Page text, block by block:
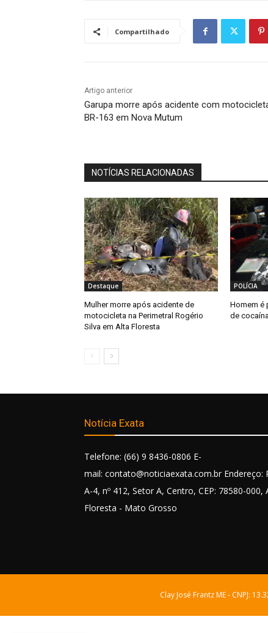
Compartilhado
Artigo anterior
Garupa morre após acidente com
BR-163 em Nova Mutum
NOTÍCIAS RELACIONADAS
Destaque
Mulher morre após acidente de
motocicleta na Perimetral Rogério
Silva em Alta Floresta
POLÍCIA
Homem é
de
Notícia Exata
Telefone: (66) 9 8436-0806 E-
mail: contato@noticiaexata.com.br Endereço:
A-4, nº 412, Setor A, Centro, CEP: 78580-000,
Floresta - Mato Grosso
Clay José Frantz ME - CNPJ: